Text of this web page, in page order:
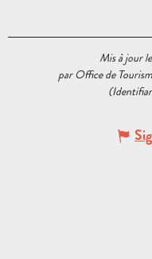
Mis à jour
par Office de